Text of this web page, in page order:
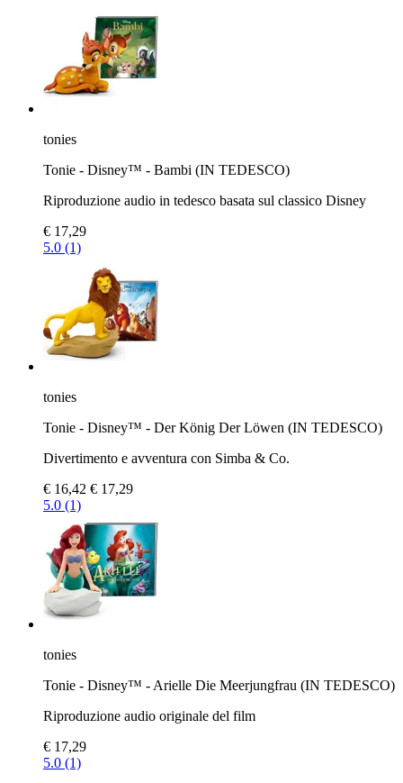
tonies
Tonie - Disney™ - Bambi (IN TEDESCO)
Riproduzione audio in tedesco basata sul classico Disney
€ 17,29
5.0 (1)
tonies
Tonie - Disney™ - Der König Der Löwen (IN TEDESCO)
Divertimento e avventura con Simba & Co.
€ 16,42 € 17,29
5.0 (1)
tonies
Tonie - Disney™ - Arielle Die Meerjungfrau (IN TEDESCO)
Riproduzione audio originale del film
€ 17,29
5.0 (1)